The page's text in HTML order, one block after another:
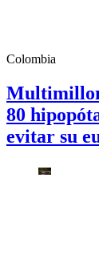
Colombia
80
evitar su